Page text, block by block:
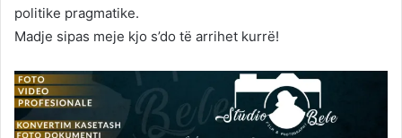
politike pragmatike.
Madje sipas meje kjo s’do të arrihet kurrë!